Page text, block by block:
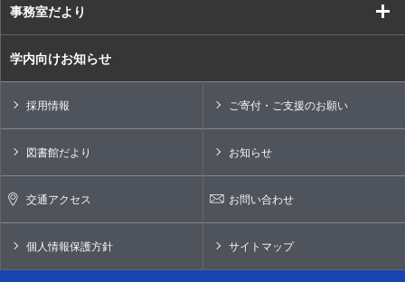
事務室だより
学内向けお知らせ
採用情報 ご寄付・ご支援のお願い
図書館だより お知らせ
交通アクセス お問い合わせ
個人情報保護方針 サイトマップ